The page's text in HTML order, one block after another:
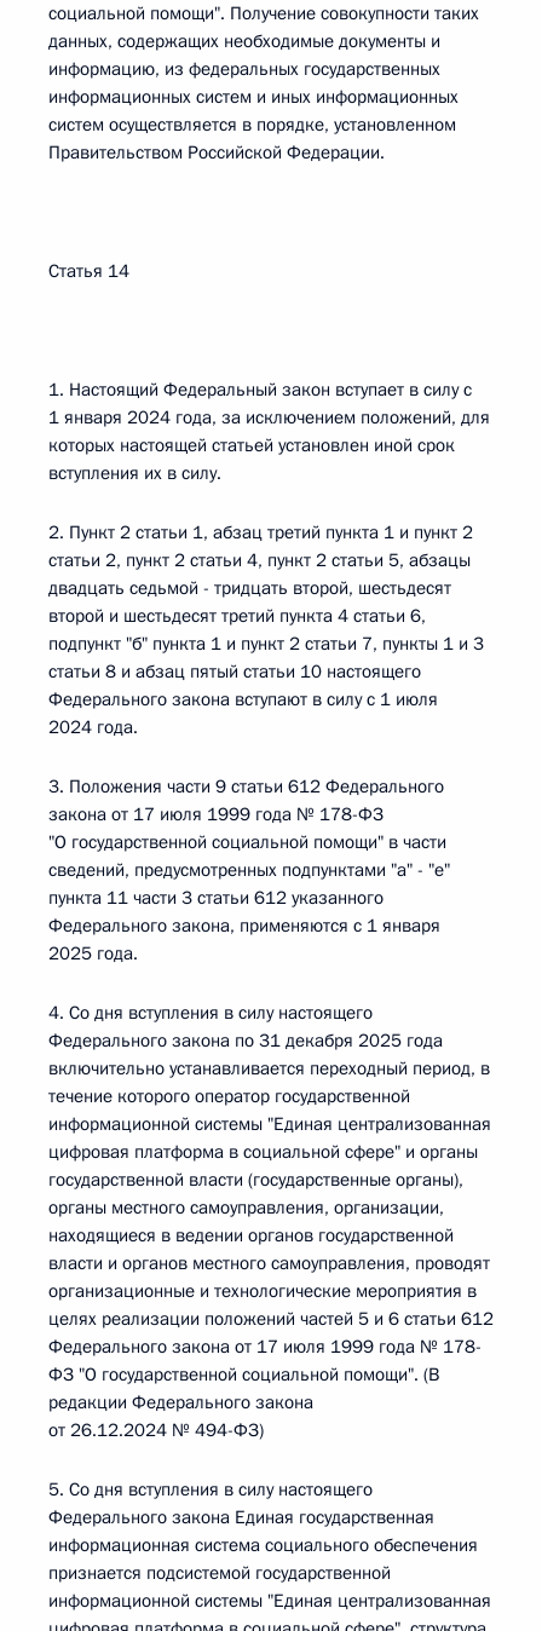
социальной помощи". Получение совокупности таких
данных, содержащих необходимые документы и
информацию, из федеральных государственных
информационных систем и иных информационных
систем осуществляется в порядке, установленном
Правительством Российской Федерации.
Статья 14
1. Настоящий Федеральный закон вступает в силу с
1 января 2024 года, за исключением положений, для
которых настоящей статьей установлен иной срок
вступления их в силу.
2. Пункт 2 статьи 1, абзац третий пункта 1 и пункт 2
статьи 2, пункт 2 статьи 4, пункт 2 статьи 5, абзацы
двадцать седьмой - тридцать второй, шестьдесят
второй и шестьдесят третий пункта 4 статьи 6,
подпункт "б" пункта 1 и пункт 2 статьи 7, пункты 1 и 3
статьи 8 и абзац пятый статьи 10 настоящего
Федерального закона вступают в силу с 1 июля
2024 года.
3. Положения части 9 статьи 612 Федерального
закона от 17 июля 1999 года № 178-ФЗ
"О государственной социальной помощи" в части
сведений, предусмотренных подпунктами "а" - "е"
пункта 11 части 3 статьи 612 указанного
Федерального закона, применяются с 1 января
2025 года.
4. Со дня вступления в силу настоящего
Федерального закона по 31 декабря 2025 года
включительно устанавливается переходный период, в
течение которого оператор государственной
информационной системы "Единая централизованная
цифровая платформа в социальной сфере" и органы
государственной власти (государственные органы),
органы местного самоуправления, организации,
находящиеся в ведении органов государственной
власти и органов местного самоуправления, проводят
организационные и технологические мероприятия в
целях реализации положений частей 5 и 6 статьи 612
Федерального закона от 17 июля 1999 года № 178-
ФЗ "О государственной социальной помощи". (В
редакции Федерального закона
от 26.12.2024 № 494-ФЗ)
5. Со дня вступления в силу настоящего
Федерального закона Единая государственная
информационная система социального обеспечения
признается подсистемой государственной
информационной системы "Единая централизованная